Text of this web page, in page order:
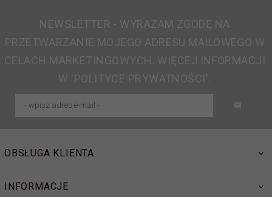
NEWSLETTER - WYRAŻAM ZGODĘ NA
PRZETWARZANIE MOJEGO ADRESU MAILOWEGO W
CELACH MARKETINGOWYCH. WIĘCEJ INFORMACJI
W 'POLITYCE PRYWATNOŚCI'.
OBSŁUGA KLIENTA
INFORMACJE